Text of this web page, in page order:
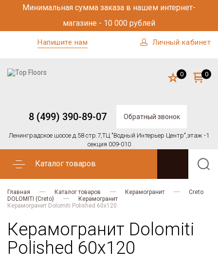
Минимальная сумма заказа в нашем интернет-
магазине - 10 000 рублей
Напишите нам Личный кабинет
8 (499) 390-89-07 Обратный звонок
Ленинградское шоссе д.58 стр.7,ТЦ "Водный Интерьер Центр",этаж -1
секция 009-010
0 0
Каталог товаров
Главная Каталог товаров Керамогранит
Creto
DOLOMITI (Creto)
Керамогранит
Керамогранит Dolomiti Polished 60х120
Керамогранит Dolomiti
Polished 60х120